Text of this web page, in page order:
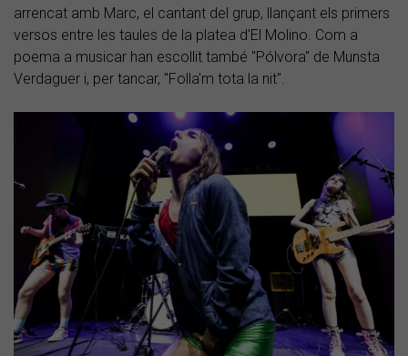
arrencat amb Marc, el cantant del grup, llançant els primers
versos entre les taules de la platea d'El Molino. Com a
poema a musicar han escollit també "Pólvora" de Munsta
Verdaguer i, per tancar, "Folla'm tota la nit".